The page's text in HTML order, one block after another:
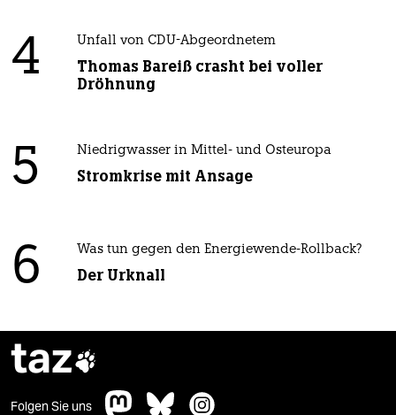
4 Unfall von CDU-Abgeordnetem
Thomas Bareiß crasht bei voller
Dröhnung
5 Niedrigwasser in Mittel- und Osteuropa
Stromkrise mit Ansage
6 Was tun gegen den Energiewende-Rollback?
Der Urknall
taz
Folgen Sie uns